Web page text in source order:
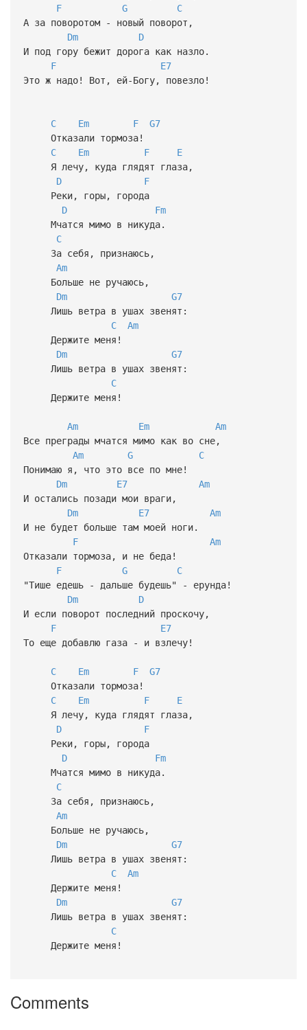
F
G
C
А за поворотом - новый поворот,
Dm
D
И под гору бежит дорога как назло.
F
E7
Это ж надо! Вот, ей-Богу, повезло!
C Em F
G7
Отказали тормоза!
C
Em F
E
Я лечу, куда глядят глаза,
D
F
Реки, горы, города
D
Fm
Мчатся мимо в никуда.
C
За себя, признаюсь,
Am
Больше не ручаюсь,
Dm
G7
Лишь ветра в ушах звенят:
C
Am
Держите меня!
Dm
G7
Лишь ветра в ушах звенят:
C
Держите меня!
Am Em
Am
Все преграды мчатся мимо как во сне,
Am
G
C
Понимаю я, что это все по мне!
Dm
E7
Am
И остались позади мои враги,
Dm
E7
Am
И не будет больше там моей ноги.
F
Am
Отказали тормоза, и не беда!
F
G
C
"Тише едешь - дальше будешь" - ерунда!
Dm
D
И если поворот последний проскочу,
F
E7
То еще добавлю газа - и взлечу!
C Em F
G7
Отказали тормоза!
C
Em F
E
Я лечу, куда глядят глаза,
D
F
Реки, горы, города
D
Fm
Мчатся мимо в никуда.
C
За себя, признаюсь,
Am
Больше не ручаюсь,
Dm
G7
Лишь ветра в ушах звенят:
C
Am
Держите меня!
Dm
G7
Лишь ветра в ушах звенят:
C
Держите меня!
Comments